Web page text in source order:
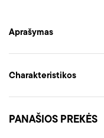
Aprašymas
Charakteristikos
PANAŠIOS PREKĖS